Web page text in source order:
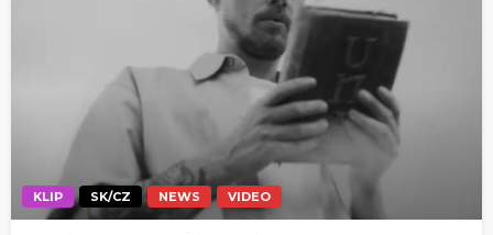
KLIP SK/CZ NEWS VIDEO